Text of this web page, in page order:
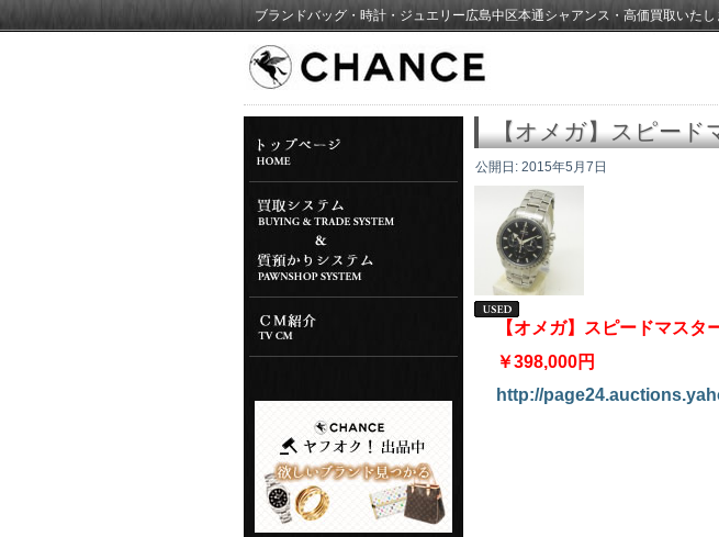
ブランドバッグ・時計・ジュエリー広島中区本通シャアンス・高価買取いたし
【オメガ】スピー
公開日: 2015年5月7日
【オメガ】スピードマス
￥398,000円
http://